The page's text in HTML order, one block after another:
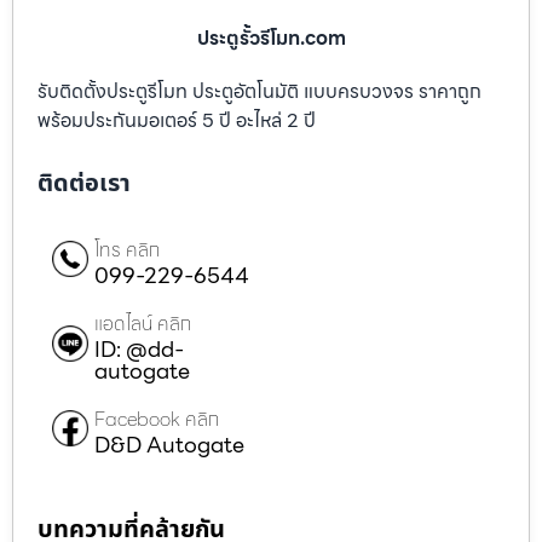
ประตูรั้วรีโมท.com
รับติดตั้งประตูรีโมท ประตูอัตโนมัติ แบบครบวงจร ราคาถูก
พร้อมประกันมอเตอร์ 5 ปี อะไหล่ 2 ปี
ติดต่อเรา
โทร คลิก
099-229-6544
แอดไลน์ คลิก
ID: @dd-
autogate
Facebook คลิก
D&D Autogate
บทความที่คล้ายกัน